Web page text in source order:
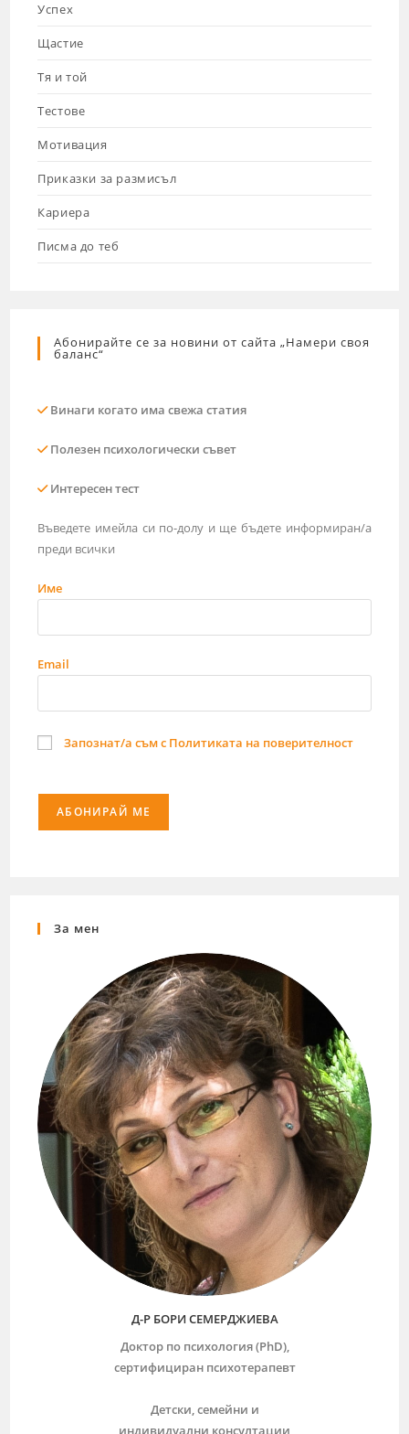
Успех
Щастие
Тя и той
Тестове
Мотивация
Приказки за размисъл
Кариера
Писма до теб
Абонирайте се за новини от сайта „Намери своя
баланс“
Винаги когато има свежа статия
Полезен психологически съвет
Интересен тест
Въведете имейла си по-долу и ще бъдете информиран/а
преди всички
Име
Email
Запознат/а съм с Политиката на поверителност
За мен
Д-Р БОРИ СЕМЕРДЖИЕВА
Доктор по психология (PhD),
сертифициран психотерапевт
Детски, семейни и
индивидуални консултации